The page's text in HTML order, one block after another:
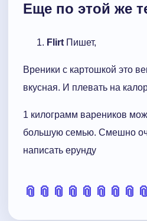
Еще по этой же
Flirt Пишет,
Вреники с картошкой это
вкусная. И плевать на
1 килограмм вареников
большую семью. Смешно
написать ерунду
📎 📎 📎 📎 📎 📎 📎 📎 📎